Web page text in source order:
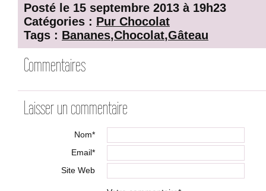
Posté le 15 septembre 2013 à 19h23
Catégories : Pur Chocolat
Tags : Bananes,Chocolat,Gâteau
Commentaires
Laisser un commentaire
Nom*
Email*
Site Web